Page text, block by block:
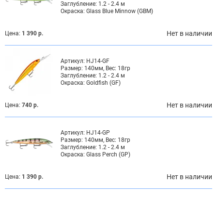
Заглубление: 1.2 - 2.4 м
Окраска: Glass Blue Minnow (GBM)
Цена: 1 390 р. Нет в наличии
Артикул: HJ14-GF
Размер: 140мм, Вес: 18гр
Заглубление: 1.2 - 2.4 м
Окраска: Goldfish (GF)
Цена: 740 р. Нет в наличии
Артикул: HJ14-GP
Размер: 140мм, Вес: 18гр
Заглубление: 1.2 - 2.4 м
Окраска: Glass Perch (GP)
Цена: 1 390 р. Нет в наличии